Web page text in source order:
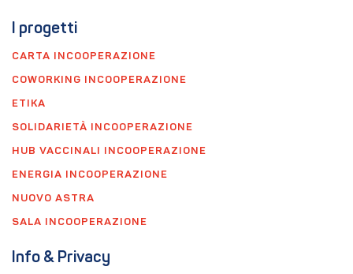
I progetti
CARTA INCOOPERAZIONE
COWORKING INCOOPERAZIONE
ETIKA
SOLIDARIETÀ INCOOPERAZIONE
HUB VACCINALI INCOOPERAZIONE
ENERGIA INCOOPERAZIONE
NUOVO ASTRA
SALA INCOOPERAZIONE
Info & Privacy